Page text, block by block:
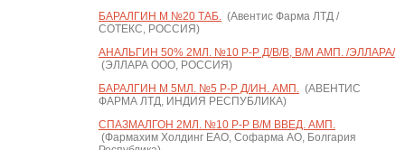
БАРАЛГИН М №20 ТАБ.(Авентис Фарма ЛТД /
СОТЕКС, РОССИЯ)
АНАЛЬГИН 50% 2МЛ. №10 Р-Р Д/В/В, В/М АМП. /ЭЛЛАРА/
(ЭЛЛАРА ООО, РОССИЯ)
БАРАЛГИН М 5МЛ. №5 Р-Р Д/ИН. АМП.(АВЕНТИС
ФАРМА ЛТД, ИНДИЯ РЕСПУБЛИКА)
СПАЗМАЛГОН 2МЛ. №10 Р-Р В/М ВВЕД. АМП.
(Фармахим Холдинг ЕАО, Софарма АО, Болгария